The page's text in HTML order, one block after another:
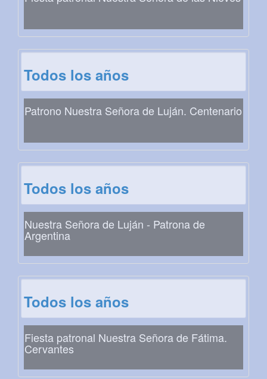
Todos los años
Patrono Nuestra Señora de Luján. Centenario
Todos los años
Nuestra Señora de Luján - Patrona de
Argentina
Todos los años
Fiesta patronal Nuestra Señora de Fátima.
Cervantes